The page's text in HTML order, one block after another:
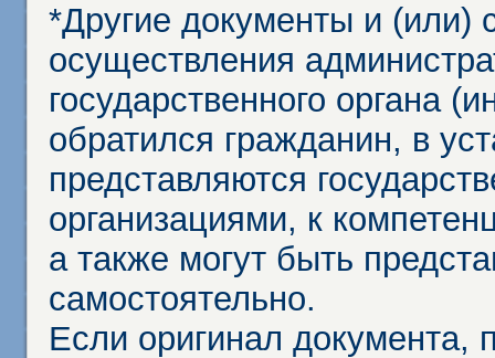
*Другие документы и (или)
осуществления
государственного органа
обратился гражданин, в
представляются
организациями, к
а также могут быть
самостоятельно.
Если оригинал документа,